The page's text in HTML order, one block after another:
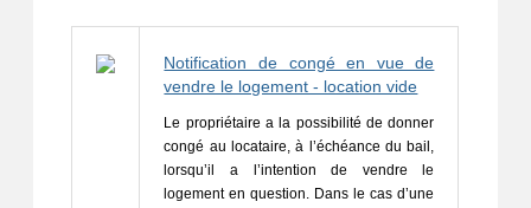
Notification de congé en vue de
vendre le logement - location vide
Le propriétaire a la possibilité de donner
congé au locataire, à l’échéance du bail,
lorsqu’il a l’intention de vendre le
logement en question. Dans le cas d’une